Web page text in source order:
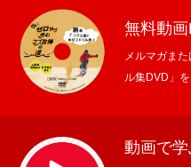
無料動
メルマガま
ル集DVD」
動画で